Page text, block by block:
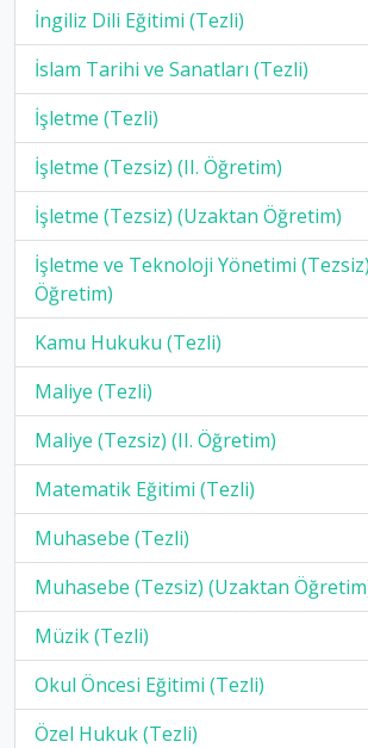
İngiliz Dili Eğitimi (Tezli)
İslam Tarihi ve Sanatları (Tezli)
İşletme (Tezli)
İşletme (Tezsiz) (II. Öğretim)
İşletme (Tezsiz) (Uzaktan Öğretim)
İşletme ve Teknoloji Yönetimi
Öğretim)
Kamu Hukuku (Tezli)
Maliye (Tezli)
Maliye (Tezsiz) (II. Öğretim)
Matematik Eğitimi (Tezli)
Muhasebe (Tezli)
Muhasebe (Tezsiz) (Uzaktan
Müzik (Tezli)
Okul Öncesi Eğitimi (Tezli)
Özel Hukuk (Tezli)